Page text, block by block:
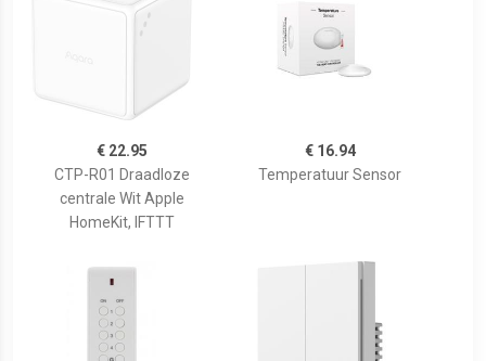
€ 22.95
CTP-R01 Draadloze
centrale Wit Apple
HomeKit, IFTTT
€ 16.94
Temperatuur Sensor